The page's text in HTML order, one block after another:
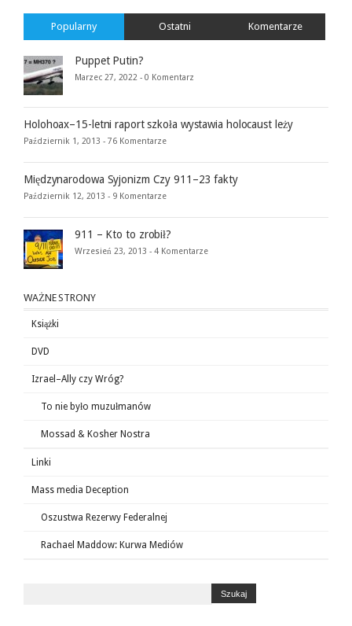
Popularny Ostatni Komentarze
Puppet Putin?
Marzec 27, 2022 - 0 Komentarz
Holohoax–15-letni raport szkoła wystawia holocaust leży
Październik 1, 2013 - 76 Komentarze
Międzynarodowa Syjonizm Czy 911–23 fakty
Październik 12, 2013 - 9 Komentarze
911 – Kto to zrobił?
Wrzesień 23, 2013 - 4 Komentarze
WAŻNE STRONY
Książki
DVD
Izrael–Ally czy Wróg?
To nie było muzułmanów
Mossad & Kosher Nostra
Linki
Mass media Deception
Oszustwa Rezerwy Federalnej
Rachael Maddow: Kurwa Mediów